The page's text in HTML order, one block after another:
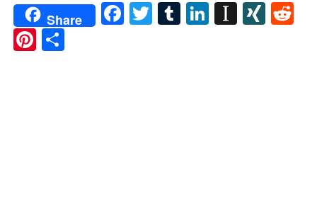
Share Facebook
TwitterTumblrLinkedIn
Pinterest